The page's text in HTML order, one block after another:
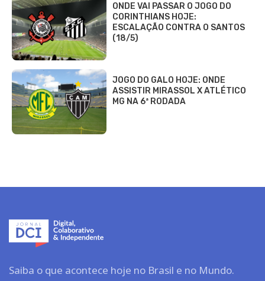
ONDE VAI PASSAR O JOGO DO
CORINTHIANS HOJE:
ESCALAÇÃO CONTRA O SANTOS
(18/5)
JOGO DO GALO HOJE: ONDE
ASSISTIR MIRASSOL X ATLÉTICO
MG NA 6ª RODADA
Saiba o que acontece hoje no Brasil e no Mundo.